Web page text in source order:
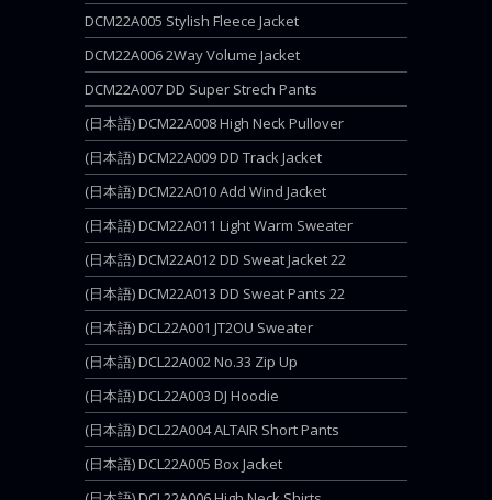
DCM22A005 Stylish Fleece Jacket
DCM22A006 2Way Volume Jacket
DCM22A007 DD Super Strech Pants
(日本語) DCM22A008 High Neck Pullover
(日本語) DCM22A009 DD Track Jacket
(日本語) DCM22A010 Add Wind Jacket
(日本語) DCM22A011 Light Warm Sweater
(日本語) DCM22A012 DD Sweat Jacket 22
(日本語) DCM22A013 DD Sweat Pants 22
(日本語) DCL22A001 JT2OU Sweater
(日本語) DCL22A002 No.33 Zip Up
(日本語) DCL22A003 DJ Hoodie
(日本語) DCL22A004 ALTAIR Short Pants
(日本語) DCL22A005 Box Jacket